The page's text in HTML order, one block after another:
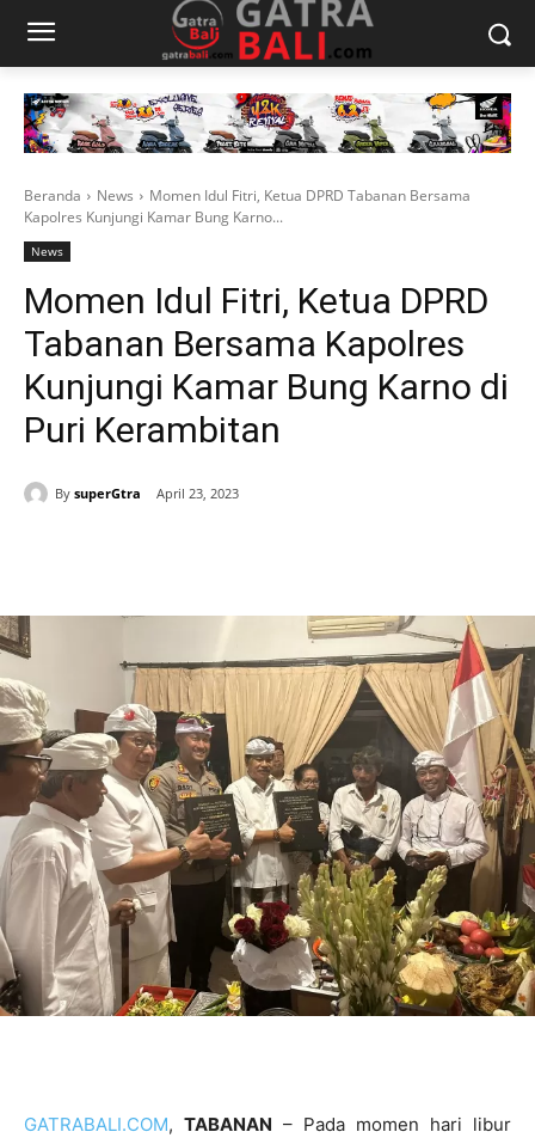
Beranda News
Momen Idul Fitri, Ketua DPRD Tabanan Bersama
Kapolres Kunjungi Kamar Bung Karno...
News
Momen Idul Fitri, Ketua DPRD
Tabanan Bersama Kapolres
Kunjungi Kamar Bung Karno di
Puri Kerambitan
By superGtra April 23, 2023
GATRABALI.COM, TABANAN – Pada momen hari libur